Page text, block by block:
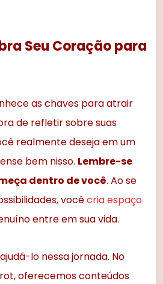
Seu Coração para
as chaves para atrair
de refletir sobre suas
realmente deseja em um
bem nisso. Lembre-se
dentro de você. Ao se
vocêcria espaço
entre em sua vida.
lo nessa jornada. No
oferecemos conteúdos